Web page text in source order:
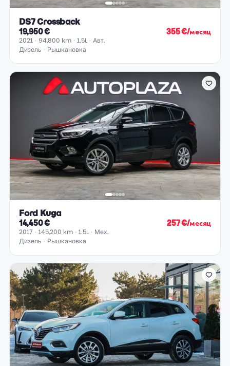
DS7 Crossback
19,950 € 355 €/месяц
2021 94,800 km 1.5L
Авт.
Дизель
Рышкановка
Ford Kuga
14,450 € 257 €/месяц
2017 145,200 km 1.5L
Мех.
Дизель
Рышкановка